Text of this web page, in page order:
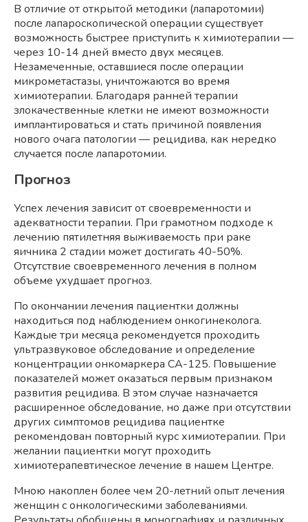
В отличие от открытой методики (лапаротомии)
после лапароскопической операции существует
возможность быстрее приступить к химиотерапии —
через 10-14 дней вместо двух месяцев.
Незамеченные, оставшиеся после операции
микрометастазы, уничтожаются во время
химиотерапии. Благодаря ранней терапии
злокачественные клетки не имеют возможности
имплантироваться и стать причиной появления
нового очага патологии — рецидива, как нередко
случается после лапаротомии.
Прогноз
Успех лечения зависит от своевременности и
адекватности терапии. При грамотном подходе к
лечению пятилетняя выживаемость при раке
яичника 2 стадии может достигать 40-50%.
Отсутствие своевременного лечения в полном
объеме ухудшает прогноз.
По окончании лечения пациентки должны
находиться под наблюдением онкогинеколога.
Каждые три месяца рекомендуется проходить
ультразвуковое обследование и определение
концентрации онкомаркера СА-125. Повышение
показателей может оказаться первым признаком
развития рецидива. В этом случае назначается
расширенное обследование, но даже при отсутствии
других симптомов рецидива пациентке
рекомендован повторный курс химиотерапии. При
желании пациентки могут проходить
химиотерапевтическое лечение в нашем Центре.
Мною накоплен более чем 20-летний опыт лечения
женщин с онкологическими заболеваниями.